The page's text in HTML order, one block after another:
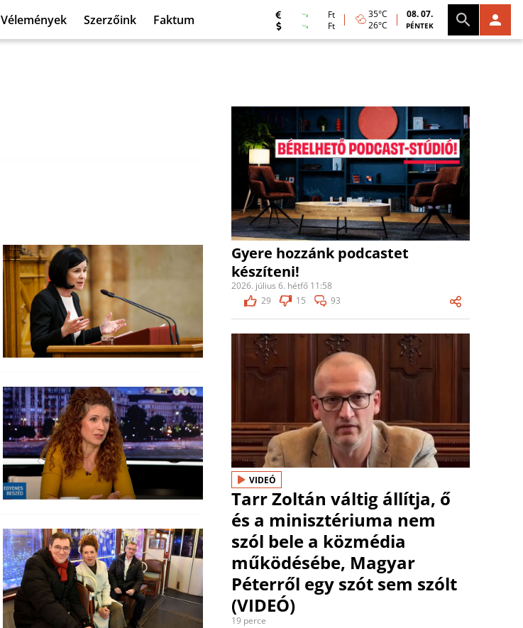
Vélemények Szerzőink Faktum
Ft
Ft
35°C
26°C
08. 07.
PÉNTEK
Gyere hozzánk podcastet
készíteni!
2026. július 6. hétfő 11:58
29
15 93
VIDEÓ
Tarr Zoltán váltig állítja, ő
és a minisztériuma nem
szól bele a közmédia
működésébe, Magyar
Péterről egy szót sem szólt
(VIDEÓ)
19 perce